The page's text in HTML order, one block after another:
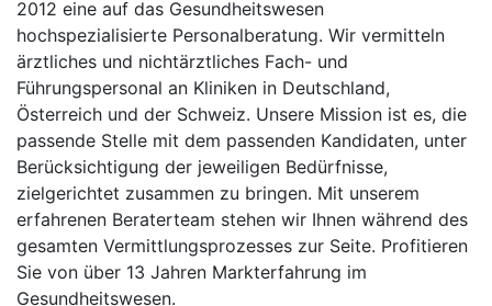
2012 eine auf das Gesundheitswesen
hochspezialisierte Personalberatung. Wir vermitteln
ärztliches und nichtärztliches Fach- und
Führungspersonal an Kliniken in Deutschland,
Österreich und der Schweiz. Unsere Mission ist es, die
passende Stelle mit dem passenden Kandidaten, unter
Berücksichtigung der jeweiligen Bedürfnisse,
zielgerichtet zusammen zu bringen. Mit unserem
erfahrenen Beraterteam stehen wir Ihnen während des
gesamten Vermittlungsprozesses zur Seite. Profitieren
Sie von über 13 Jahren Markterfahrung im
Gesundheitswesen.